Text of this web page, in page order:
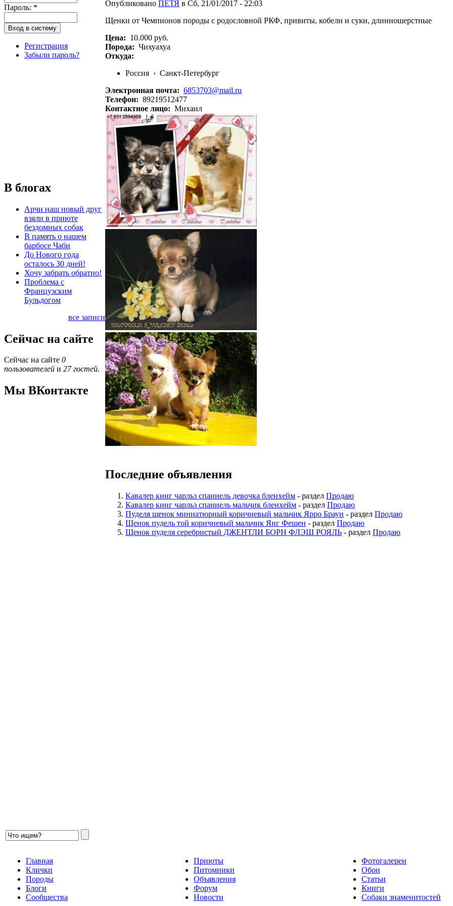
Пароль: *
Регистрация
Забыли пароль?
В блогах
Арчи наш новый друг
взяли в приюте
бездомных собак
В память о нашем
барбосе Чаби
До Нового года
осталось 30 дней!
Хочу забрать обратно!
Проблема с
Французским
Бульдогом
все записи
Сейчас на сайте
Сейчас на сайте 0
пользователей и 27 гостей.
Мы ВКонтакте
Опубликовано ПЕТЯ в Сб, 21/01/2017 - 22:03
Щенки от Чемпионов породы с родословной РКФ, привиты, кобели и суки, длинношерстные
Цена: 10.000 руб.
Порода: Чихуахуа
Откуда:
Россия › Санкт-Петербург
Электронная почта: 6853703@mail.ru
Телефон: 89219512477
Контактное лицо: Михаил
Последние объявления
Кавалер кинг чарльз спаниель девочка бленхейм - раздел Продаю
Кавалер кинг чарльз спаниель мальчик бленхейм - раздел Продаю
Пуделя щенок миниатюрный коричневый мальчик Ярро Браун - раздел Продаю
Щенок пудель той коричневый мальчик Янг Фешен - раздел Продаю
Щенок пуделя серебристый ДЖЕНТЛИ БОРН ФЛЭШ РОЯЛЬ - раздел Продаю
Главная
Клички
Породы
Блоги
Сообщества
Приюты
Питомники
Объявления
Форум
Новости
Фотогалереи
Обои
Статьи
Книги
Собаки знаменитостей